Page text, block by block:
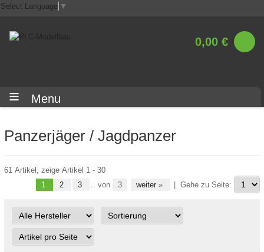
Select Language ▼
0,00 €
Menu
Panzerjäger / Jagdpanzer
61 Artikel, zeige Artikel 1 - 30
1
2 3 .. von 3 weiter » |Gehe zu Seite: